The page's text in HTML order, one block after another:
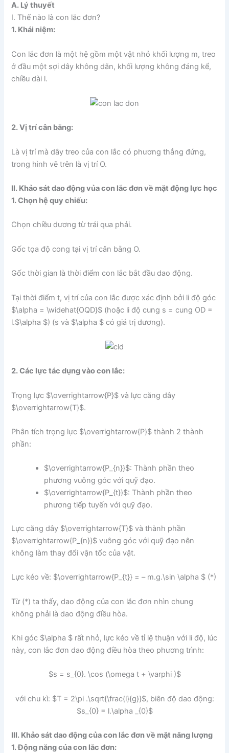
A. Lý thuyết
I. Thế nào là con lắc đơn?
1. Khái niệm:
Con lắc đơn là một hệ gồm một vật nhỏ khối lượng m, treo
ở đầu một sợi dây không dãn, khối lượng không đáng kể,
chiều dài l.
2. Vị trí cân bằng:
Là vị trí mà dây treo của con lắc có phương thẳng đứng,
trong hình vẽ trên là vị trí O.
II. Khảo sát dao động vủa con lắc đơn về mặt động lực học
1. Chọn hệ quy chiếu:
Chọn chiều dương từ trái qua phải.
Gốc tọa độ cong tại vị trí cân bằng O.
Gốc thời gian là thời điểm con lắc bắt đầu dao động.
Tại thời điểm t, vị trí của con lắc được xác định bởi li độ góc
$\alpha = \widehat{OQD}$ (hoặc li độ cung s = cung OD =
l.$\alpha $) (s và $\alpha $ có giá trị dương).
2. Các lực tác dụng vào con lắc:
Trọng lực $\overrightarrow{P}$ và lực căng dây
$\overrightarrow{T}$.
Phân tích trọng lực $\overrightarrow{P}$ thành 2 thành
phần:
$\overrightarrow{P_{n}}$: Thành phần theo
phương vuông góc với quỹ đạo.
$\overrightarrow{P_{t}}$: Thành phần theo
phương tiếp tuyến với quỹ đạo.
Lực căng dây $\overrightarrow{T}$ và thành phần
$\overrightarrow{P_{n}}$ vuông góc với quỹ đạo nên
không làm thay đổi vận tốc của vật.
Lực kéo về: $\overrightarrow{P_{t}} = – m.g.\sin \alpha $ (*)
Từ (*) ta thấy, dao động của con lắc đơn nhìn chung
không phải là dao động điều hòa.
Khi góc $\alpha $ rất nhỏ, lực kéo về tỉ lệ thuận với li độ, lúc
này, con lắc đơn dao động điều hòa theo phương trình:
$s = s_{0}. \cos (\omega t + \varphi )$
với chu kì: $T = 2\pi .\sqrt{\frac{l}{g}}$, biên độ dao động:
$s_{0} = l.\alpha _{0}$
III. Khảo sát dao động của con lắc đơn về mặt năng lượng
1. Động năng của con lắc đơn: